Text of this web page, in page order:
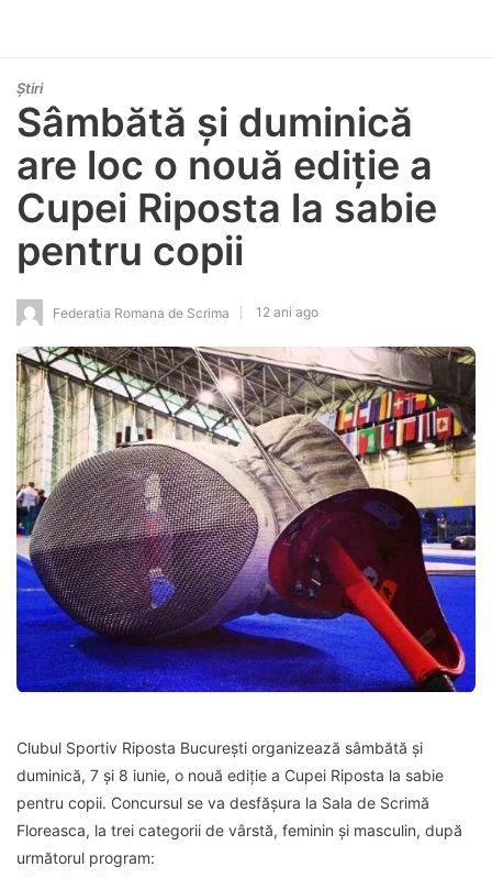
Știri
Sâmbătă și duminică
are loc o nouă ediție a
Cupei Riposta la sabie
pentru copii
Federatia Romana de Scrima 12 ani ago
Clubul Sportiv Riposta București organizează sâmbătă și
duminică, 7 și 8 iunie, o nouă ediție a Cupei Riposta la sabie
pentru copii. Concursul se va desfășura la Sala de Scrimă
Floreasca, la trei categorii de vârstă, feminin și masculin, după
următorul program: